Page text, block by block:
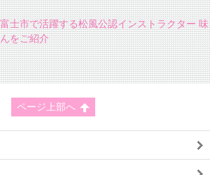
士市で活躍する松風公認インストラクター 味
をご紹介
ページ上部へ